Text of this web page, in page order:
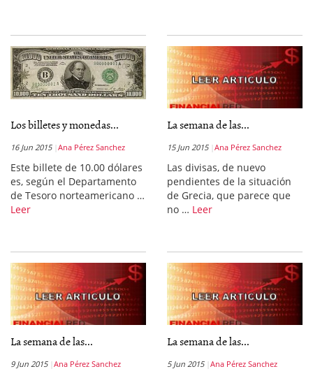
Los billetes y monedas...
16 Jun 2015 Ana Pérez Sanchez
Este billete de 10.00 dólares
es, según el Departamento
de Tesoro norteamericano …
Leer
La semana de las...
15 Jun 2015 Ana Pérez Sanchez
Las divisas, de nuevo
pendientes de la situación
de Grecia, que parece que
no … Leer
La semana de las...
9 Jun 2015 Ana Pérez Sanchez
La semana de las...
5 Jun 2015 Ana Pérez Sanchez